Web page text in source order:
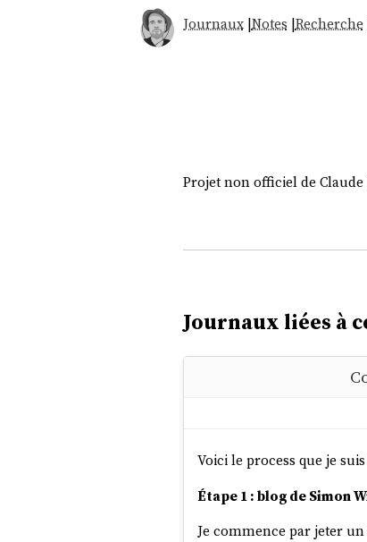
Journaux|Notes |Recherche
Projet non officiel de
Journaux liées à
Voici le process que je
Étape 1 : blog de Simon
Je commence par jeter